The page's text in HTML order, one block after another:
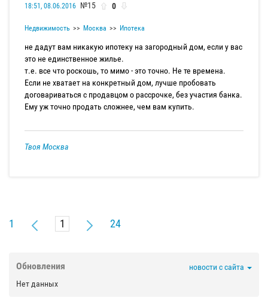
18:51, 08.06.2016 №15 0
Недвижимость Москва Ипотека
не дадут вам никакую ипотеку на загородный дом, если у вас
это не единственное жилье.
т.е. все что роскошь, то мимо - это точно. Не те времена.
Если не хватает на конкретный дом, лучше пробовать
договариваться с продавцом о рассрочке, без участия банка.
Ему уж точно продать сложнее, чем вам купить.
Твоя Москва
1 24
Обновления
новости с сайта
Нет данных